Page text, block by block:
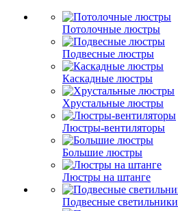
Потолочные люстры
Подвесные люстры
Каскадные люстры
Хрустальные люстры
Люстры-вентиляторы
Большие люстры
Люстры на штанге
Подвесные светильники